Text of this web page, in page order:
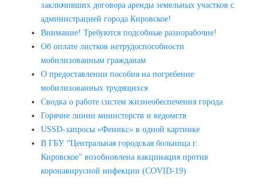
заключивших договора аренды земельных участков с
администрацией города Кировское!
Внимание! Требуются подсобные разнорабочие!
Об оплате листков нетрудоспособности
мобилизованным гражданам
О предоставлении пособия на погребение
мобилизованных трудящихся
Сводка о работе систем жизнеобеспечения города
Горячие линии министерств и ведомств
USSD-запросы «Феникс» в одной картинке
В ГБУ “Центральная городская больница г.
Кировское” возобновлена вакцинация против
коронавирусной инфекции (COVID-19)